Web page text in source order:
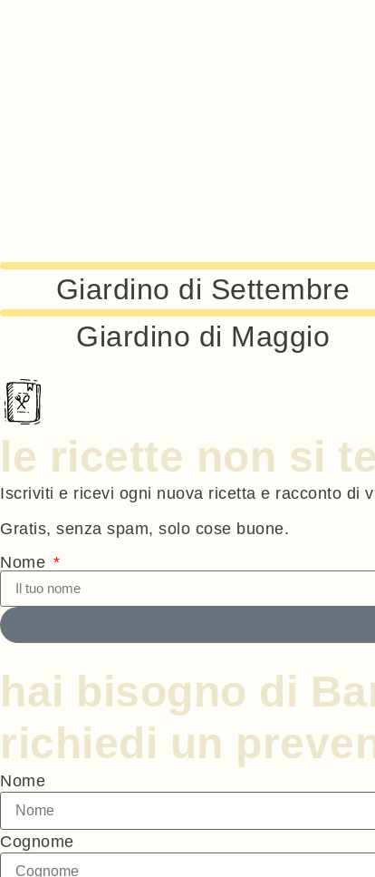
Giardino di Settembre
Giardino di Maggio
le ricette non si
Iscriviti e ricevi ogni nuova ricetta e racconto di
Gratis, senza spam, solo cose buone.
Nome
hai bisogno di
richiedi un
Nome
Cognome